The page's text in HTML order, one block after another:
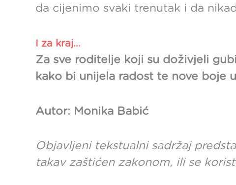
da cijenimo svaki trenutak i da
I za kraj…
Za sve roditelje koji su doživjeli
kako bi unijela radost te nove boje
Autor: Monika Babić
Objavljeni tekstualni sadržaj
takav zaštićen zakonom, ili se